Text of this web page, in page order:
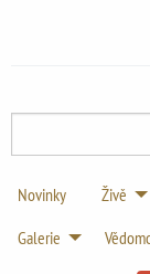
Novinky Živě
Galerie